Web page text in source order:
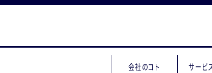
会社のコト サービ